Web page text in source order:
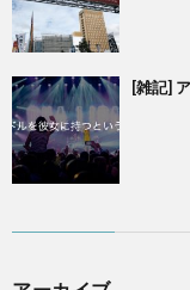
[雑記]